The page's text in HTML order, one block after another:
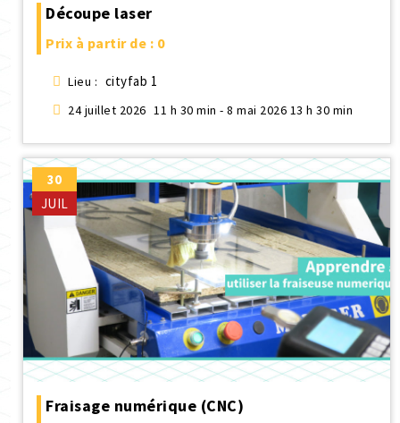
Découpe laser
Prix à partir de : 0
Lieu : cityfab 1
24 juillet 2026 11 h 30 min - 8 mai 2026 13 h 30 min
30
JUIL
Fraisage numérique (CNC)